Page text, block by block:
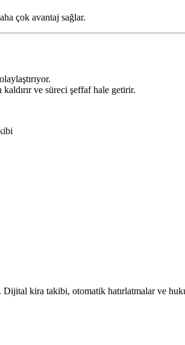
çok avantaj sağlar.
ve süreci şeffaf hale getirir.
Dijital kira takibi, otomatik hatırlatmalar ve